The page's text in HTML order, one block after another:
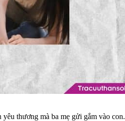
thương mà ba mẹ gửi gắm vào con.